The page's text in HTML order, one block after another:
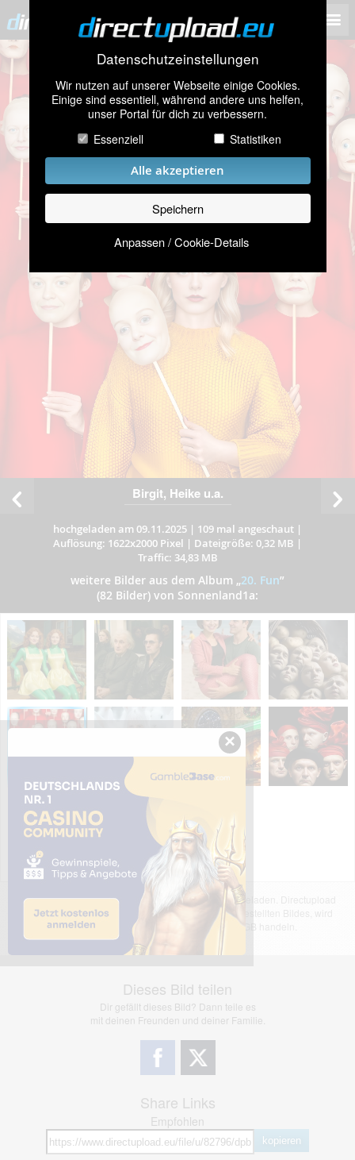
Datenschutzeinstellungen
Wir nutzen auf unserer Webseite einige Cookies.
Einige sind essentiell, während andere uns helfen,
unser Portal für dich zu verbessern.
Essenziell
Statistiken
Alle akzeptieren
Speichern
Anpassen / Cookie-Details
Birgit, Heike u.a.
hochgeladen am 09.11.2025 | 109 mal angeschaut |
Auflösung: 1622x2000 Pixel | Dateigröße: 0,32 MB |
Traffic: 34,83 MB
weitere Bilder aus dem Album „20. Fun”
(82 Bilder) von Sonnenland1a:
Das dargestellte Bild wurde von einem Nutzer hochgeladen. Directupload
übernimmt keinerlei Haftung für den Inhalt des dargestellten Bildes, wird
jedoch bei Verstößen nach §2(3) unserer AGB handeln.
Dieses Bild teilen
Dir gefällt dieses Bild? Dann teile es
mit deinen Freunden und deiner Familie.
Share Links
Empfohlen
kopieren
×